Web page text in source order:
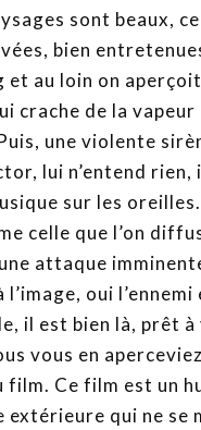
sont beaux,
bien
et au loin on
crache de la vapeur
une violente
lui n’entend rien,
sur les oreilles.
celle que l’on
attaque
l’image, oui l’ennemi
il est bien là, prêt
vous en
film. Ce film est un
extérieure qui ne se